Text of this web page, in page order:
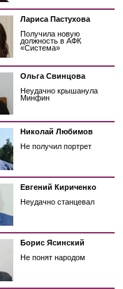
Лариса Пастухова
Получила новую
должность в АФК
«Система»
Ольга Свинцова
Неудачно крышанула
Минфин
Николай Любимов
Не получил портрет
Евгений Кириченко
Неудачно станцевал
Борис Ясинский
Не понят народом